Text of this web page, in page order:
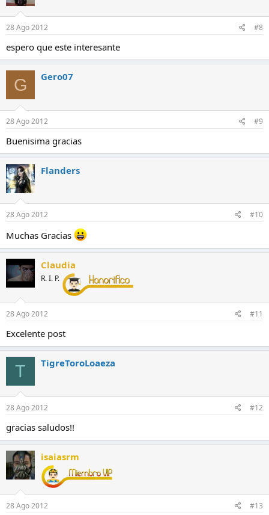
28 Ago 2012 #8
espero que este interesante
G Gero07
28 Ago 2012 #9
Buenisima gracias
Flanders
28 Ago 2012 #10
Muchas Gracias
Claudia
R. I. P.
28 Ago 2012 #11
Excelente post
T TigreToroLoaeza
28 Ago 2012 #12
gracias saludos!!
isaiasrm
28 Ago 2012 #13